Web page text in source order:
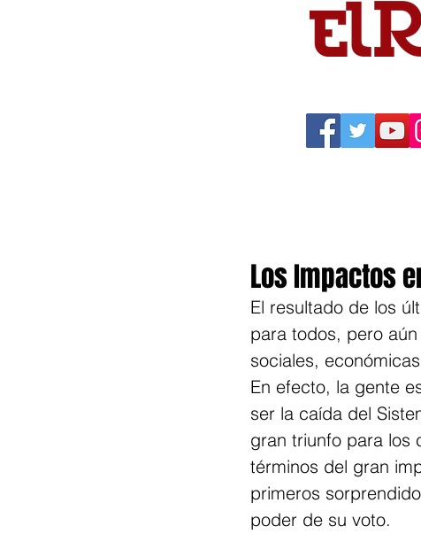
Los Impactos
El resultado de los
para todos, pero
sociales,
En efecto, la gente
ser la caída del
gran triunfo para los
términos del gran
primeros
poder de su voto.